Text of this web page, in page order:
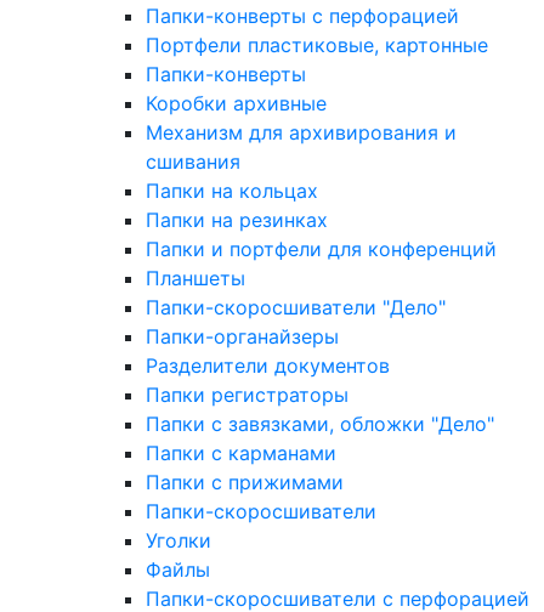
Папки-конверты с перфорацией
Портфели пластиковые, картонные
Папки-конверты
Коробки архивные
Механизм для архивирования и
сшивания
Папки на кольцах
Папки на резинках
Папки и портфели для конференций
Планшеты
Папки-скоросшиватели "Дело"
Папки-органайзеры
Разделители документов
Папки регистраторы
Папки с завязками, обложки "Дело"
Папки с карманами
Папки с прижимами
Папки-скоросшиватели
Уголки
Файлы
Папки-скоросшиватели с перфорацией